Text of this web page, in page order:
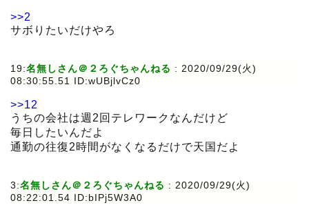
>>2
サボりたいだけやろ
19:名無しさん＠２ろぐちゃんねる : 2020/09/29(火)
08:30:55.51 ID:wUBjlvCz0
>>12
うちの会社は週2回テレワークなんだけど
毎日したいんだよ
通勤の往復2時間がなくなるだけで天国だよ
3:名無しさん＠２ろぐちゃんねる : 2020/09/29(火)
08:22:01.54 ID:bIPj5W3A0